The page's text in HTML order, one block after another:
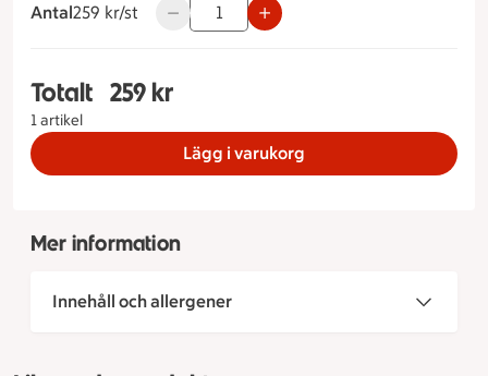
Antal
259 kronor styck
259 kr/st Använd knapparna för att minska eller
Totalt
1 artikel
Totalt 1 stycken Trippelchoklad Måltidstyp
259 kr
Lägg i varukorg
Mer information
Innehåll och allergener